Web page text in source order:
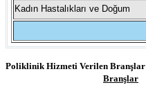
Kadın Hastalıkları ve Doğum
Poliklinik Hizmeti Verilen Branşlar
Branşlar